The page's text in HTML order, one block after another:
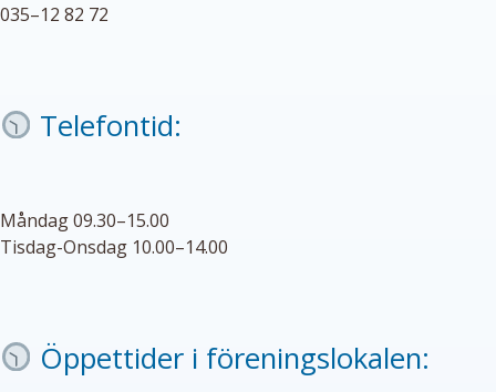
035–12 82 72
Telefontid:
Måndag 09.30–15.00
Tisdag-Onsdag 10.00–14.00
Öppettider i föreningslokalen: